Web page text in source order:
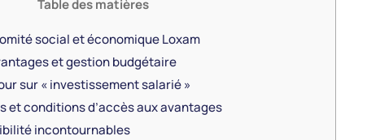
Table des matières
social et économique Loxam
et gestion budgétaire
sur « investissement salarié »
et conditions d’accès aux avantages
incontournables